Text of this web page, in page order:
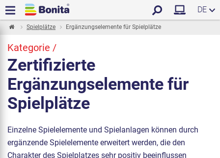
DE
Spielplätze Ergänzungselemente für Spielplätze
Kategorie /
Zertifizierte
Ergänzungselemente für
Spielplätze
Einzelne Spielelemente und Spielanlagen können durch
ergänzende Spielelemente erweitert werden, die den
Charakter des Spielplatzes sehr positiv beeinflussen